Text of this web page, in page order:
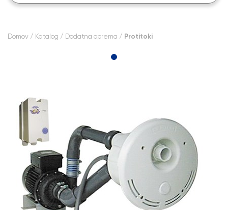
Domov / Katalog / Dodatna oprema / Protitoki